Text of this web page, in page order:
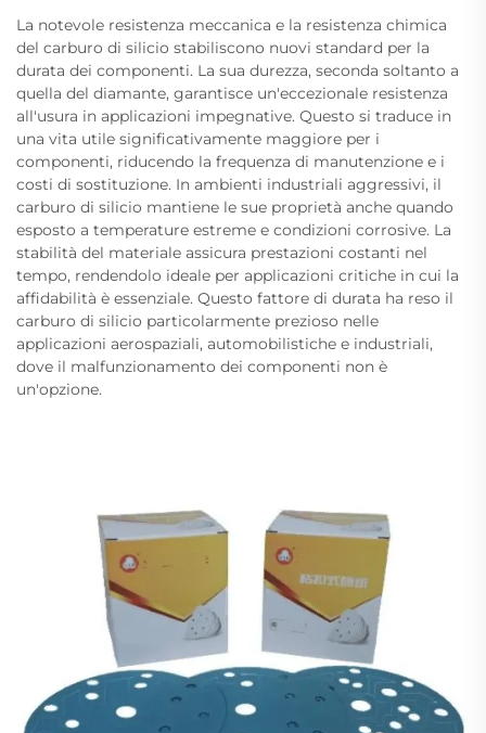
La notevole resistenza meccanica e la resistenza chimica
del carburo di silicio stabiliscono nuovi standard per la
durata dei componenti. La sua durezza, seconda soltanto a
quella del diamante, garantisce un'eccezionale resistenza
all'usura in applicazioni impegnative. Questo si traduce in
una vita utile significativamente maggiore per i
componenti, riducendo la frequenza di manutenzione e i
costi di sostituzione. In ambienti industriali aggressivi, il
carburo di silicio mantiene le sue proprietà anche quando
esposto a temperature estreme e condizioni corrosive. La
stabilità del materiale assicura prestazioni costanti nel
tempo, rendendolo ideale per applicazioni critiche in cui la
affidabilità è essenziale. Questo fattore di durata ha reso il
carburo di silicio particolarmente prezioso nelle
applicazioni aerospaziali, automobilistiche e industriali,
dove il malfunzionamento dei componenti non è
un'opzione.